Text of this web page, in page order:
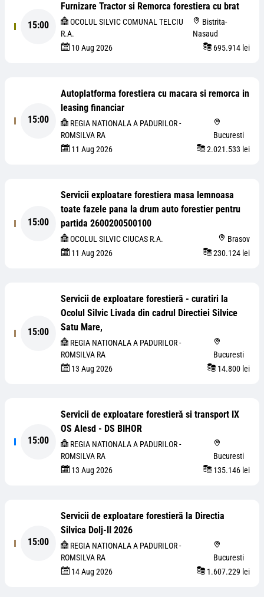
15:00
Furnizare Tractor si Remorca forestiera cu brat
OCOLUL SILVIC COMUNAL TELCIU
R.A.
Bistrita-
Nasaud
10 Aug 2026
695.914 lei
15:00
Autoplatforma forestiera cu macara si remorca in
leasing financiar
REGIA NATIONALA A PADURILOR -
ROMSILVA RA
Bucuresti
11 Aug 2026
2.021.533 lei
15:00
Servicii exploatare forestiera masa lemnoasa
toate fazele pana la drum auto forestier pentru
partida 2600200500100
OCOLUL SILVIC CIUCAS R.A.
Brasov
11 Aug 2026
230.124 lei
15:00
Servicii de exploatare forestieră - curatiri la
Ocolul Silvic Livada din cadrul Directiei Silvice
Satu Mare,
REGIA NATIONALA A PADURILOR -
ROMSILVA RA
Bucuresti
13 Aug 2026
14.800 lei
15:00
Servicii de exploatare forestieră si transport IX
OS Alesd - DS BIHOR
REGIA NATIONALA A PADURILOR -
ROMSILVA RA
Bucuresti
13 Aug 2026
135.146 lei
15:00
Servicii de exploatare forestieră la Directia
Silvica Dolj-II 2026
REGIA NATIONALA A PADURILOR -
ROMSILVA RA
Bucuresti
14 Aug 2026
1.607.229 lei